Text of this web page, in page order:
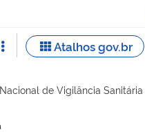
principal de navegação
de Vigilância Sanitária